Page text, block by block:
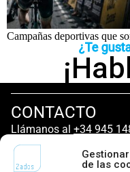
de las
Campañas deportivas que
¿Te
CONTACTO
Llámanos al +34 945
442
Escríbenos a